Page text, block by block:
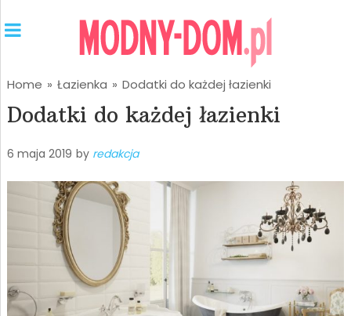
Home » Łazienka » Dodatki do każdej łazienki
Dodatki do każdej łazienki
6 maja 2019 by redakcja